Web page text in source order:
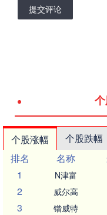
提交评论
个股涨幅 个股跌幅
排名
名称
1
N津富
2 威尔高
3 锴威特